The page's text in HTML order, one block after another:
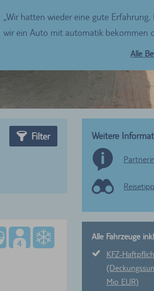
Wir hatten wieder eine gute Erfahrung.
wir ein Auto mit automatik bekommen
Alle
Filter Weitere
Alle Fahrzeuge
KFZ-
Mio EUR)